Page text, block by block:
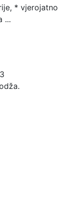
* vjerojatno
...